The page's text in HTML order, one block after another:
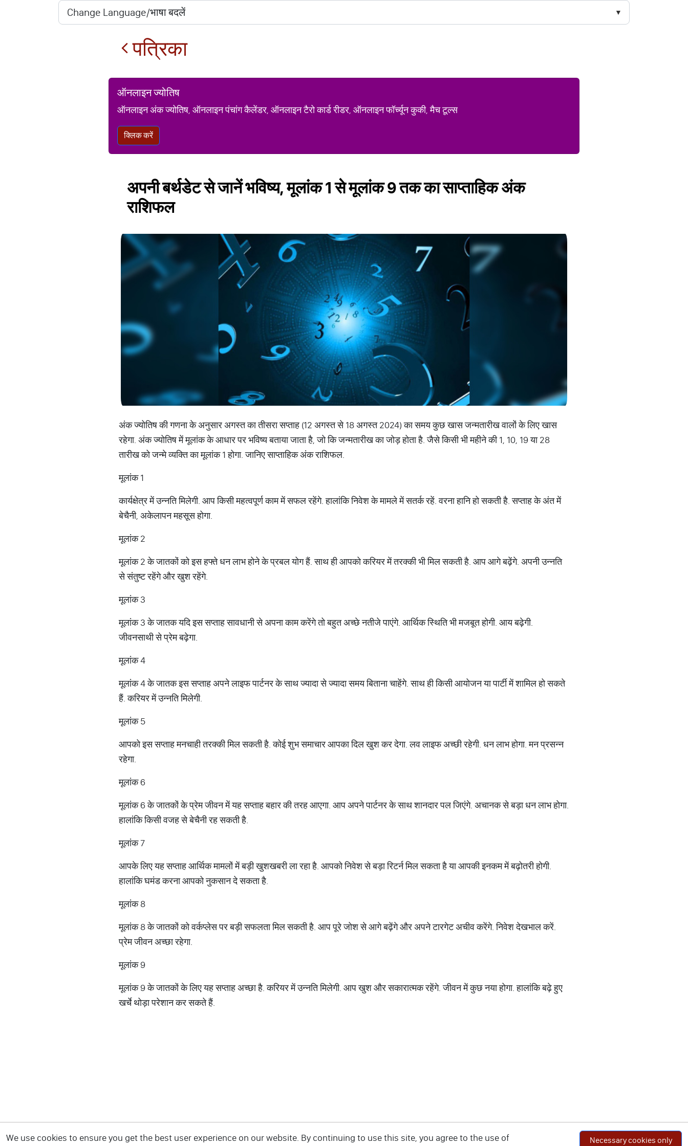
पत्रिका
ऑनलाइन ज्योतिष
ऑनलाइन अंक ज्योतिष, ऑनलाइन पंचांग कैलेंडर, ऑनलाइन टैरो कार्ड रीडर, ऑनलाइन फॉर्च्यून कुकी, मैच टूल्स
क्लिक करें
अपनी बर्थडेट से जानें भविष्‍य, मूलांक 1 से मूलांक 9 तक का साप्‍ताहिक अंक
राशिफल
अंक ज्‍योतिष की गणना के अनुसार अगस्त का तीसरा सप्ताह (12 अगस्त से 18 अगस्त 2024) का समय कुछ खास जन्‍मतारीख वालों के लिए खास
रहेगा. अंक ज्‍योतिष में मूलांक के आधार पर भविष्‍य बताया जाता है, जो कि जन्‍मतारीख का जोड़ होता है. जैसे किसी भी महीने की 1, 10, 19 या 28
तारीख को जन्‍मे व्‍यक्ति का मूलांक 1 होगा. जानिए साप्‍ताहिक अंक राशिफल.
​मूलांक 1
कार्यक्षेत्र में उन्नति मिलेगी. आप किसी महत्‍वपूर्ण काम में सफल रहेंगे. हालांकि निवेश के मामले में सतर्क रहें. वरना हानि हो सकती है. सप्‍ताह के अंत में
बेचैनी, अकेलापन महसूस होगा.
​मूलांक 2
मूलांक 2 के जातकों को इस हफ्ते धन लाभ होने के प्रबल योग हैं. साथ ही आपको करियर में तरक्‍की भी मिल सकती है. आप आगे बढ़ेंगे. अपनी उन्‍नति
से संतुष्‍ट रहेंगे और खुश रहेंगे.
मूलांक 3
मूलांक 3 के जातक यदि इस सप्‍ताह सावधानी से अपना काम करेंगे तो बहुत अच्‍छे नतीजे पाएंगे. आर्थिक स्थिति भी मजबूत होगी. आय बढ़ेगी.
जीवनसाथी से प्रेम बढ़ेगा.
मूलांक 4
मूलांक 4 के जातक इस सप्‍ताह अपने लाइफ पार्टनर के साथ ज्‍यादा से ज्‍यादा समय बिताना चाहेंगे. साथ ही किसी आयोजन या पार्टी में शामिल हो सकते
हैं. करियर में उन्‍नति मिलेगी.
मूलांक 5
आपको इस सप्‍ताह मनचाही तरक्‍की मिल सकती है. कोई शुभ समाचार आपका दिल खुश कर देगा. लव लाइफ अच्‍छी रहेगी. धन लाभ होगा. मन प्रसन्‍न
रहेगा.
मूलांक 6
मूलांक 6 के जातकों के प्रेम जीवन में यह सप्‍ताह बहार की तरह आएगा. आप अपने पार्टनर के साथ शानदार पल जिएंगे. अचानक से बड़ा धन लाभ होगा.
हालांकि किसी वजह से बेचैनी रह सकती है.
मूलांक 7
आपके लिए यह सप्‍ताह आर्थिक मामलों में बड़ी खुशखबरी ला रहा है. आपको निवेश से बड़ा रिटर्न मिल सकता है या आपकी इनकम में बढ़ोतरी होगी.
हालांकि घमंड करना आपको नुकसान दे सकता है.
मूलांक 8
मूलांक 8 के जातकों को वर्कप्‍लेस पर बड़ी सफलता मिल सकती है. आप पूरे जोश से आगे बढ़ेंगे और अपने टारगेट अचीव करेंगे. निवेश देखभाल करें.
प्रेम जीवन अच्‍छा रहेगा.
मूलांक 9
मूलांक 9 के जातकों के लिए यह सप्‍ताह अच्‍छा है. करियर में उन्‍नति मिलेगी. आप खुश और सकारात्‍मक रहेंगे. जीवन में कुछ नया होगा. हालांकि बढ़े हुए
खर्चे थोड़ा परेशान कर सकते हैं.
We use cookies to ensure you get the best user experience on our website. By continuing to use this site, you agree to the use of Necessary cookies only